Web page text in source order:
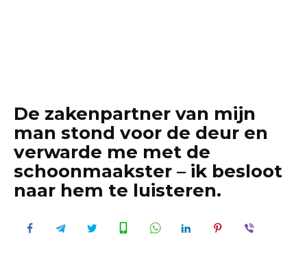
De zakenpartner van mijn
man stond voor de deur en
verwarde me met de
schoonmaakster – ik besloot
naar hem te luisteren.